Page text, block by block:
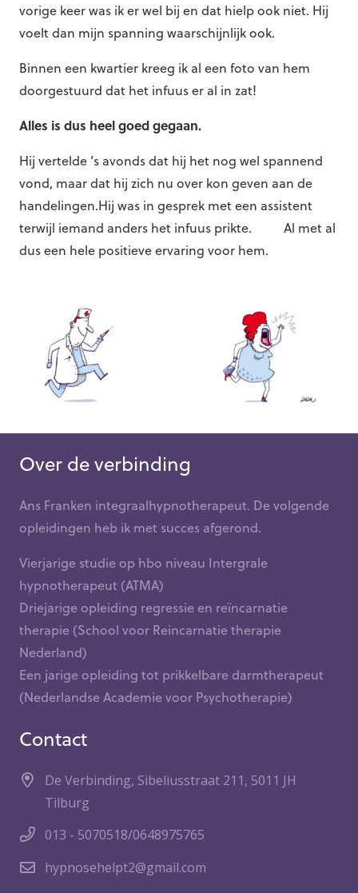
vorige keer was ik er wel bij en dat hielp ook niet. Hij
voelt dan mijn spanning waarschijnlijk ook.
Binnen een kwartier kreeg ik al een foto van hem
doorgestuurd dat het infuus er al in zat!
Alles is dus heel goed gegaan.
Hij vertelde ’s avonds dat hij het nog wel spannend
vond, maar dat hij zich nu over kon geven aan de
handelingen.Hij was in gesprek met een assistent
terwijl iemand anders het infuus prikte. Al met al
dus een hele positieve ervaring voor hem.
Over de verbinding
Ans Franken integraalhypnotherapeut. De volgende
opleidingen heb ik met succes afgerond.
Vierjarige studie op hbo niveau Intergrale
hypnotherapeut (ATMA)
Driejarige opleiding regressie en reïncarnatie
therapie (School voor Reincarnatie therapie
Nederland)
Een jarige opleiding tot prikkelbare darmtherapeut
(Nederlandse Academie voor Psychotherapie)
Contact
De Verbinding, Sibeliusstraat 211, 5011 JH
Tilburg
013 - 5070518/0648975765
hypnosehelpt2@gmail.com